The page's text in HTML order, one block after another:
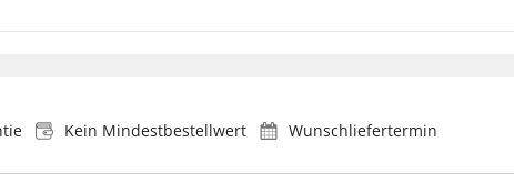
Kein Mindestbestellwert Wunschliefertermin